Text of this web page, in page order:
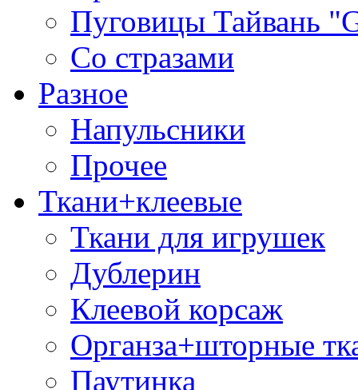
Пуговицы Тайвань
Со стразами
Разное
Напульсники
Прочее
Ткани+клеевые
Ткани для игрушек
Дублерин
Клеевой корсаж
Органза+шторные
Паутинка